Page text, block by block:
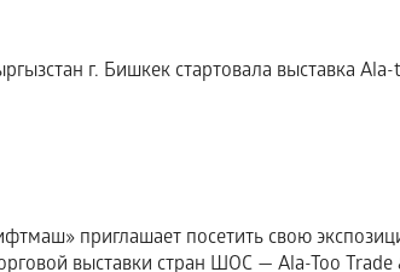
г. Бишкек стартовала выставка
приглашает посетить свою
выставки стран ШОС — Ala-Too Trade